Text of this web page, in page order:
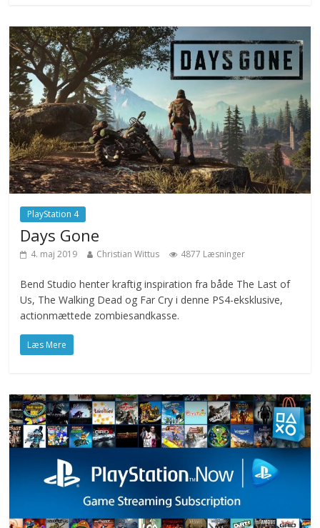
PlayStation 4
Days Gone
4. maj 2019 Christian Wittus 4877 Læsninger
Bend Studio henter kraftig inspiration fra både The Last of
Us, The Walking Dead og Far Cry i denne PS4-eksklusive,
actionmættede zombiesandkasse.
Læs Mere